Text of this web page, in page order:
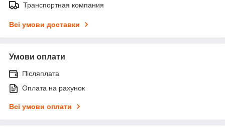
Транспортная компания
Всі умови доставки
Умови оплати
Післяплата
Оплата на рахунок
Всі умови оплати